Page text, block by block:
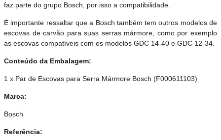
faz parte do grupo Bosch, por isso a compatibilidade.
É importante ressaltar que a Bosch também tem outros modelos de
escovas de carvão para suas serras mármore, como por exemplo
as escovas compatíveis com os modelos GDC 14-40 e GDC 12-34.
Conteúdo da Embalagem:
1 x Par de Escovas para Serra Mármore Bosch (F000611103)
Marca:
Bosch
Referência: